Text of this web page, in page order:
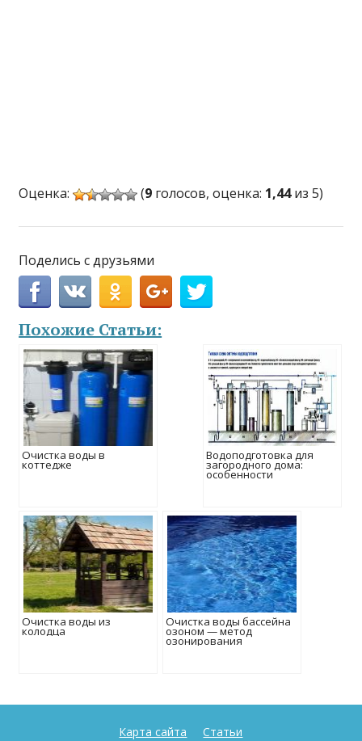
Оценка: (9 голосов, оценка: 1,44из 5)
Поделись с друзьями
Похожие Статьи:
Очистка воды в
коттедже
Водоподготовка для
загородного дома:
особенности
Очистка воды из
колодца
Очистка воды бассейна
озоном — метод
озонирования
Карта сайта Статьи